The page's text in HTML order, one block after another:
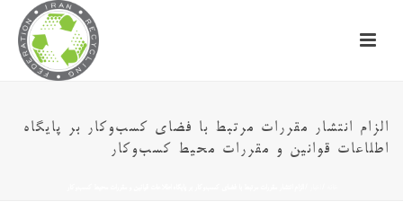
الزام انتشار مقررات مرتبط با فضای کسب‌وکار بر پایگاه
اطلاعات قوانین و مقررات محیط کسب‌وکار